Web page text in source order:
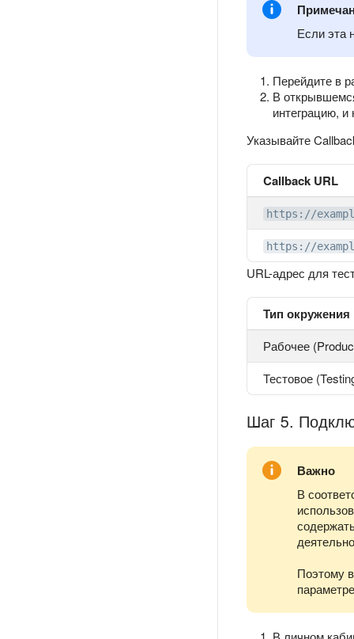
Если эта
Перейдите в
В
интеграцию,
Указывайте
Callback URL
https://
https://
URL-адрес для
Тип окружения
Рабочее
Тестовое
Шаг 5.
Важно
В
Поэтому